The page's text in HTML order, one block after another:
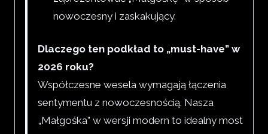
nowoczesny i zaskakujący.
Dlaczego ten podkład to „must-have” w
2026 roku?
Współczesne wesela wymagają łączenia
sentymentu z nowoczesnością. Nasza
„Małgośka” w wersji modern to idealny most